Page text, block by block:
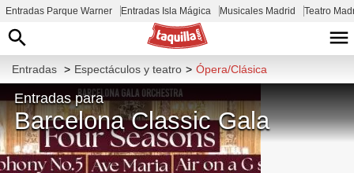
Entradas Parque Warner Entradas Isla Mágica Musicales Madrid Teatro
Entradas > Espectáculos y teatro > Ópera/Clásica
Entradas para
Barcelona Classic Gala